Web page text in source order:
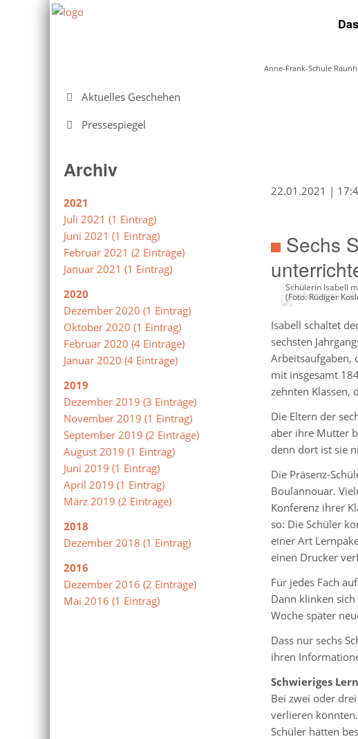
Anne-Frank-Schule
22.01.2021 |
Sechs
Schülerin Isabell
(Foto: Rüdiger
Isabell schaltet
sechsten
Arbeitsaufgaben,
mit insgesamt
zehnten Klassen,
Die Eltern der
aber ihre Mutter
denn dort ist sie
Die Präsenz-
Boulannouar.
Konferenz ihrer
so: Die Schüler
einer Art
einen Drucker
Für jedes Fach
Dann klinken
Woche später
Dass nur sechs
ihren
Schwieriges
Bei zwei oder
verlieren
Schüler hätten
NavigationAktuelles Geschehen
Pressespiegel
Archiv
2021
Juli 2021 (1 Eintrag)
Juni 2021 (1 Eintrag)
Februar 2021 (2 Einträge)
Januar 2021 (1 Eintrag)
2020
Dezember 2020 (1 Eintrag)
Oktober 2020 (1 Eintrag)
Februar 2020 (4 Einträge)
Januar 2020 (4 Einträge)
2019
Dezember 2019 (3 Einträge)
November 2019 (1 Eintrag)
September 2019 (2 Einträge)
August 2019 (1 Eintrag)
Juni 2019 (1 Eintrag)
April 2019 (1 Eintrag)
März 2019 (2 Einträge)
2018
Dezember 2018 (1 Eintrag)
2016
Dezember 2016 (2 Einträge)
Mai 2016 (1 Eintrag)